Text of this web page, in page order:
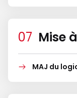
Mise
MAJ du